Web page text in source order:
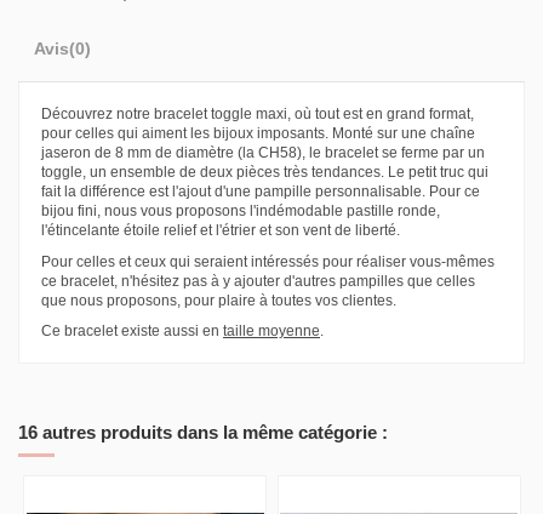
Avis(0)
Découvrez notre bracelet toggle maxi, où tout est en grand format,
pour celles qui aiment les bijoux imposants. Monté sur une chaîne
jaseron de 8 mm de diamètre (la CH58), le bracelet se ferme par un
toggle, un ensemble de deux pièces très tendances. Le petit truc qui
fait la différence est l'ajout d'une pampille personnalisable. Pour ce
bijou fini, nous vous proposons l'indémodable pastille ronde,
l'étincelante étoile relief et l'étrier et son vent de liberté.
Pour celles et ceux qui seraient intéressés pour réaliser vous-mêmes
ce bracelet, n'hésitez pas à y ajouter d'autres pampilles que celles
que nous proposons, pour plaire à toutes vos clientes.
Ce bracelet existe aussi en taille moyenne.
16 autres produits dans la même catégorie :